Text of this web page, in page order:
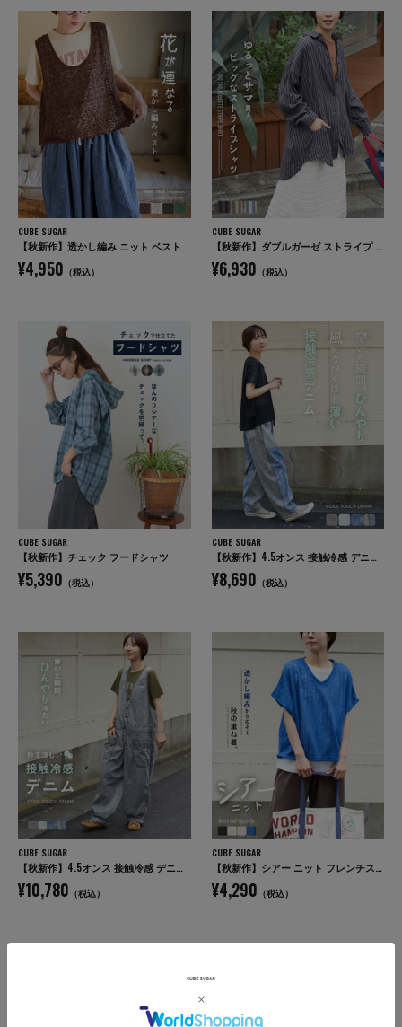
CUBE SUGAR
【秋新作】透かし編み ニット ベスト
¥4,950 （税込）
CUBE SUGAR
【秋新作】ダブルガーゼ ストライプ ビッグシャツ
¥6,930 （税込）
CUBE SUGAR
【秋新作】チェック フードシャツ
¥5,390 （税込）
CUBE SUGAR
【秋新作】4.5オンス 接触冷感 デニム コクーンパンツ
¥8,690 （税込）
CUBE SUGAR
【秋新作】4.5オンス 接触冷感 デニム サロペットパンツ
¥10,780 （税込）
CUBE SUGAR
【秋新作】シアー ニット フレンチスリーブ プルオーバー
¥4,290 （税込）